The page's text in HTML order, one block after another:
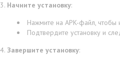
Начните установку:
Нажмите на APK-файл, чтобы
Подтвердите установку и
Завершите установку: